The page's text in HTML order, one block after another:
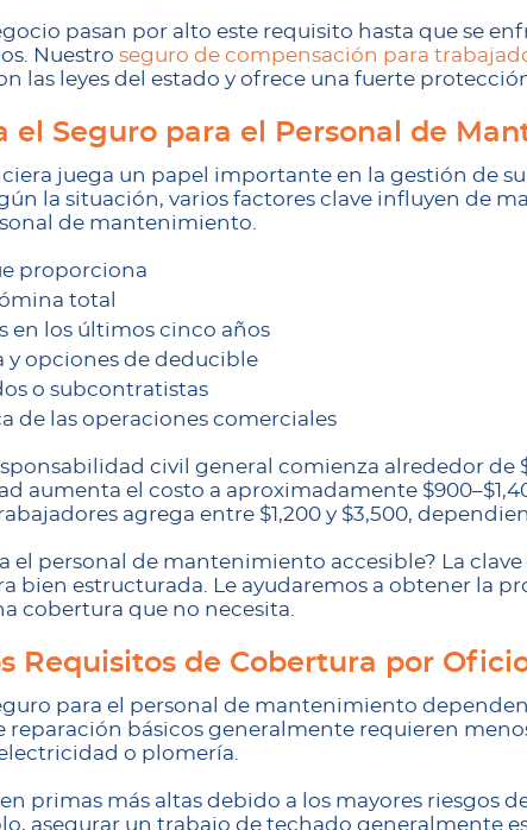
pasan por alto este requisito hasta que se
Nuestro seguro de compensación para
las leyes del estado y ofrece una fuerte
el Seguro para el Personal de
juega un papel importante en la gestión de
la situación, varios factores clave influyen de
de mantenimiento.
proporciona
total
en los últimos cinco años
y opciones de deducible
o subcontratistas
de las operaciones comerciales
civil general comienza alrededor de
aumenta el costo a aproximadamente
agrega entre $1,200 y $3,500,
el personal de mantenimiento accesible? La
bien estructurada. Le ayudaremos a obtener la
cobertura que no necesita.
Requisitos de Cobertura por
para el personal de mantenimiento
reparación básicos generalmente requieren
o plomería.
primas más altas debido a los mayores riesgos
asegurar un trabajo de techado generalmente